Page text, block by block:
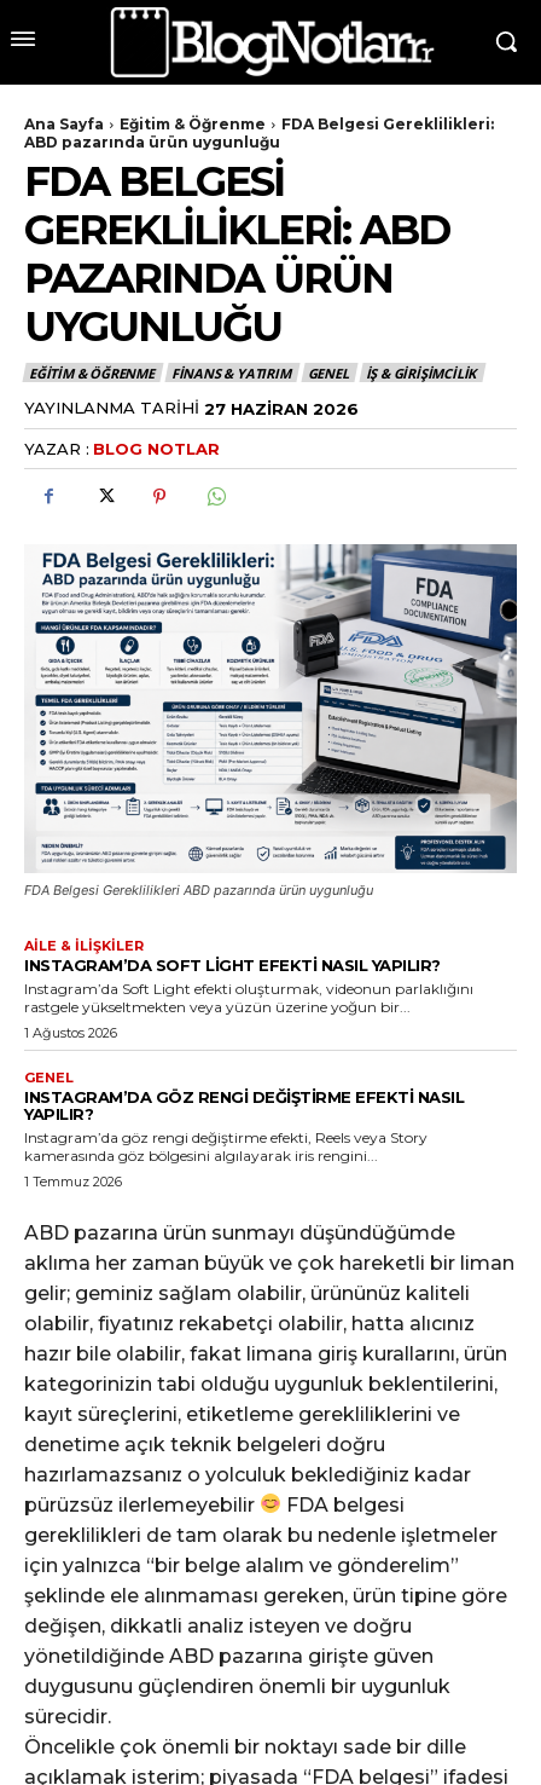
Ana Sayfa Eğitim & Öğrenme
FDA Belgesi Gereklilikleri:
ABD pazarında ürün uygunluğu
FDA BELGESI
GEREKLILIKLERI: ABD
PAZARINDA ÜRÜN
UYGUNLUĞU
EĞITIM & ÖĞRENME FINANS & YATIRIM GENEL İŞ & GIRIŞIMCILIK
YAYINLANMA TARIHI 27 HAZIRAN 2026
YAZAR : BLOG NOTLAR
FDA Belgesi Gereklilikleri ABD pazarında ürün uygunluğu
AILE & İLIŞKILER
INSTAGRAM’DA SOFT LIGHT EFEKTI NASIL YAPILIR?
Instagram’da Soft Light efekti oluşturmak, videonun parlaklığını
rastgele yükseltmekten veya yüzün üzerine yoğun bir...
1 Ağustos 2026
GENEL
INSTAGRAM’DA GÖZ RENGI DEĞIŞTIRME EFEKTI NASIL
YAPILIR?
Instagram’da göz rengi değiştirme efekti, Reels veya Story
kamerasında göz bölgesini algılayarak iris rengini...
1 Temmuz 2026
ABD pazarına ürün sunmayı düşündüğümde
aklıma her zaman büyük ve çok hareketli bir liman
gelir; geminiz sağlam olabilir, ürününüz kaliteli
olabilir, fiyatınız rekabetçi olabilir, hatta alıcınız
hazır bile olabilir, fakat limana giriş kurallarını, ürün
kategorinizin tabi olduğu uygunluk beklentilerini,
kayıt süreçlerini, etiketleme gerekliliklerini ve
denetime açık teknik belgeleri doğru
hazırlamazsanız o yolculuk beklediğiniz kadar
pürüzsüz ilerlemeyebilir
FDA belgesi
gereklilikleri de tam olarak bu nedenle işletmeler
için yalnızca “bir belge alalım ve gönderelim”
şeklinde ele alınmaması gereken, ürün tipine göre
değişen, dikkatli analiz isteyen ve doğru
yönetildiğinde ABD pazarına girişte güven
duygusunu güçlendiren önemli bir uygunluk
sürecidir.
Öncelikle çok önemli bir noktayı sade bir dille
açıklamak isterim; piyasada “FDA belgesi” ifadesi